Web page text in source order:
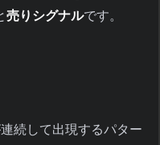
売りシグナルです。
続して出現するパター